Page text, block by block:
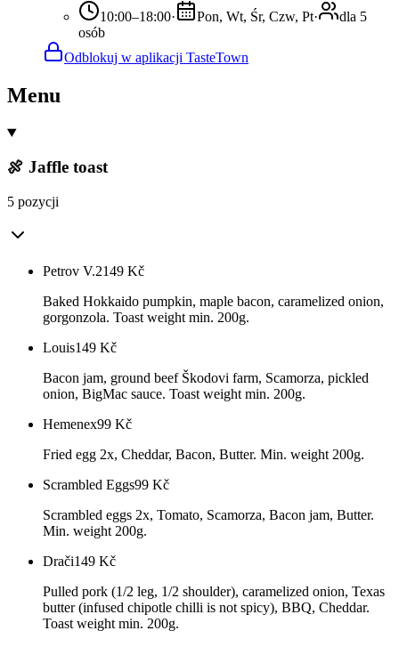
10:00–18:00· Pon, Wt, Śr, Czw, Pt·
dla 5
osób
Odblokuj w aplikacji TasteTown
Menu
🍖 Jaffle toast
5 pozycji
Petrov V.2149 Kč
Baked Hokkaido pumpkin, maple bacon, caramelized onion,
gorgonzola. Toast weight min. 200g.
Louis149 Kč
Bacon jam, ground beef Škodovi farm, Scamorza, pickled
onion, BigMac sauce. Toast weight min. 200g.
Hemenex99 Kč
Fried egg 2x, Cheddar, Bacon, Butter. Min. weight 200g.
Scrambled Eggs99 Kč
Scrambled eggs 2x, Tomato, Scamorza, Bacon jam, Butter.
Min. weight 200g.
Drači149 Kč
Pulled pork (1/2 leg, 1/2 shoulder), caramelized onion, Texas
butter (infused chipotle chilli is not spicy), BBQ, Cheddar.
Toast weight min. 200g.